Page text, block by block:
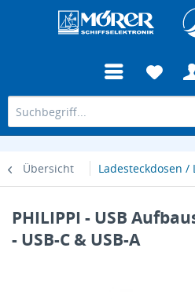
Übersicht Ladesteckdosen /
PHILIPPI - USB
- USB-C & USB-A